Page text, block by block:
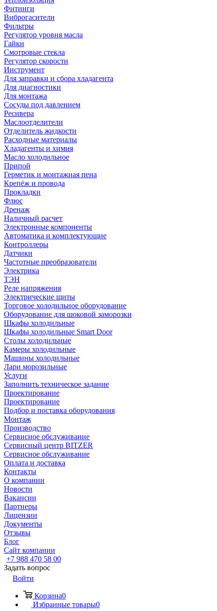
Фитинги
Виброгасители
Фильтры
Регулятор уровня масла
Гайки
Смотровые стекла
Регулятор скорости
Инструмент
Для заправки и сбора хладагента
Для диагностики
Для монтажа
Сосуды под давлением
Ресивера
Маслоотделители
Отделитель жидкости
Расходные материалы
Хладагенты и химия
Масло холодильное
Припой
Герметик и монтажная пена
Крепёж и провода
Прокладки
Флюс
Дренаж
Наличный расчет
Электронные компоненты
Автоматика и комплектующие
Контроллеры
Датчики
Частотные преобразователи
Электрика
ТЭН
Реле напряжения
Электрические щиты
Торговое холодильное оборудование
Оборудование для шоковой заморозки
Шкафы холодильные
Шкафы холодильные Smart Door
Столы холодильные
Камеры холодильные
Машины холодильные
Лари морозильные
Услуги
Заполнить техническое задание
Проектирование
Проектирование
Подбор и поставка оборудования
Монтаж
Производство
Сервисное обслуживание
Сервисный центр BITZER
Сервисное обслуживание
Оплата и доставка
Контакты
О компании
Новости
Вакансии
Партнеры
Лицензии
Документы
Отзывы
Блог
Сайт компании
+7 988 470 58 00
Задать вопрос
Войти
Корзина0
Избранные товары0